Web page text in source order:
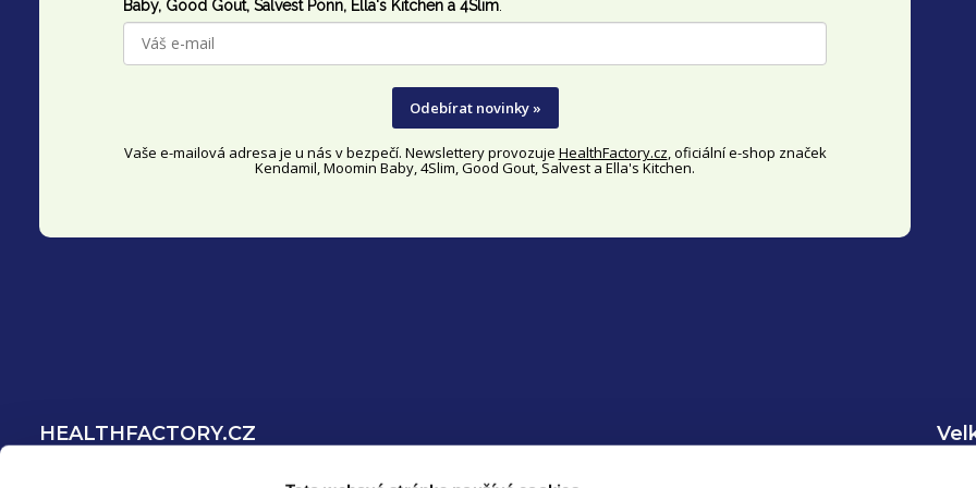
Baby, Good Gout, Salvest Põnn, Ella's Kitchen a 4Slim.
Odebírat novinky »
Vaše e-mailová adresa je u nás v bezpečí. Newslettery provozuje HealthFactory.cz, oficiálníe-shop značek
Kendamil, Moomin Baby, 4Slim, Good Gout, Salvest a Ella's Kitchen.
HEALTHFACTORY.CZ